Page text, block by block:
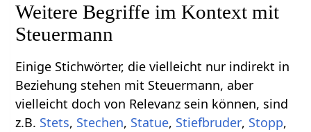
Weitere Begriffe im Kontext mit
Einige Stichwörter, die vielleicht nur indirekt in
Beziehung stehen mit Steuermann‏‎, aber
vielleicht doch von Relevanz sein können, sind
z.B.
, , , ,
,